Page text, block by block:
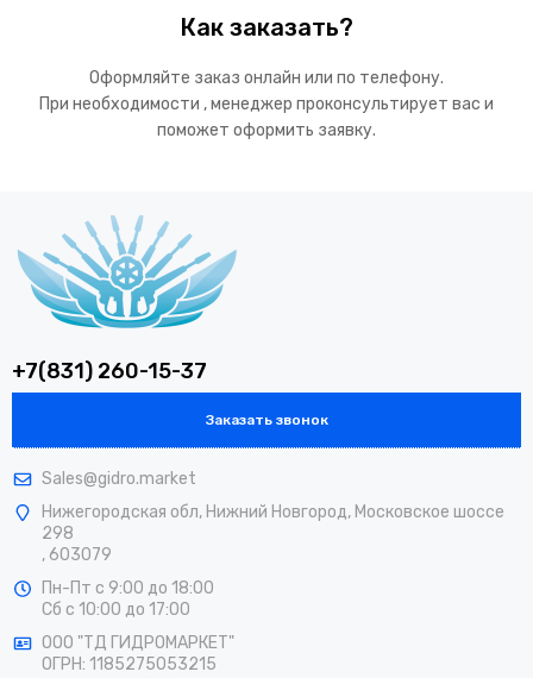
Как заказать?
Оформляйте заказ онлайн или по телефону.
При необходимости , менеджер проконсультирует вас и
поможет оформить заявку.
+7(831) 260-15-37
Заказать звонок
Sales@gidro.market
Нижегородская обл, Нижний Новгород, Московское шоссе
298
, 603079
Пн-Пт с 9:00 до 18:00
Сб с 10:00 до 17:00
ООО "ТД ГИДРОМАРКЕТ"
ОГРН: 1185275053215